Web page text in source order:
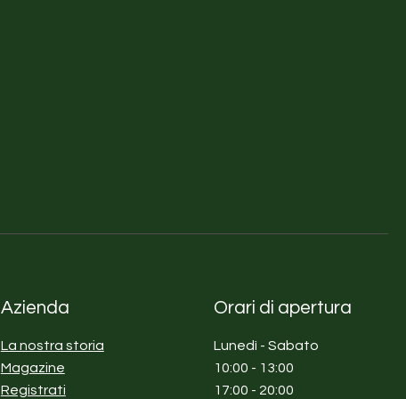
Azienda
La nostra storia
Magazine
Registrati
Orari di apertura
Lunedì - Sabato
10:00 - 13:00
17:00 - 20:00